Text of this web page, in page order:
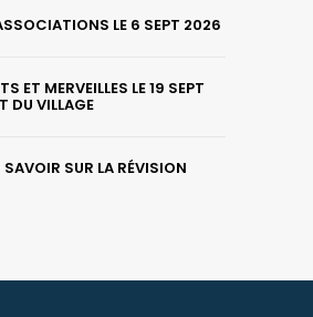
LE 6 SEPT 2026
ET MERVEILLES LE 19 SEPT
DU VILLAGE
SUR LA RÉVISION